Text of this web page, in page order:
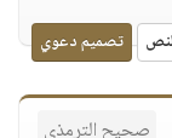
تصميم دعوي
صحيح الترمذى